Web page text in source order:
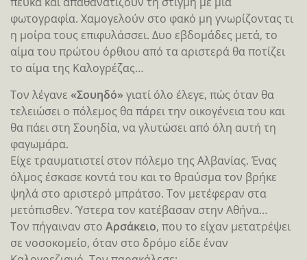
φωτογραφία. Χαμογελούν στο φακό μη γνωρίζοντας τι
η μοίρα τους επιφυλάσσει. Δυο εβδομάδες μετά, το
αίμα του πρώτου όρθιου από τα αριστερά θα ποτίζει
το αίμα της Καλογρέζας…
Τον λέγανε «Σουηδό» γιατί όλο έλεγε, πώς όταν θα
τελειώσει ο πόλεμος θα πάρει την οικογένεια του και
θα πάει στη Σουηδία, να γλυτώσει από όλη αυτή τη
φαγωμάρα.
Είχε τραυματιστεί στον πόλεμο της Αλβανίας. Ένας
όλμος έσκασε κοντά του και το θραύσμα τον βρήκε
ψηλά στο αριστερό μπράτσο. Τον μετέφεραν στα
μετόπισθεν. Ύστερα τον κατέβασαν στην Αθήνα…
Τον πήγαιναν στο Αρσάκειο, που το είχαν μετατρέψει
σε νοσοκομείο, όταν στο δρόμο είδε έναν